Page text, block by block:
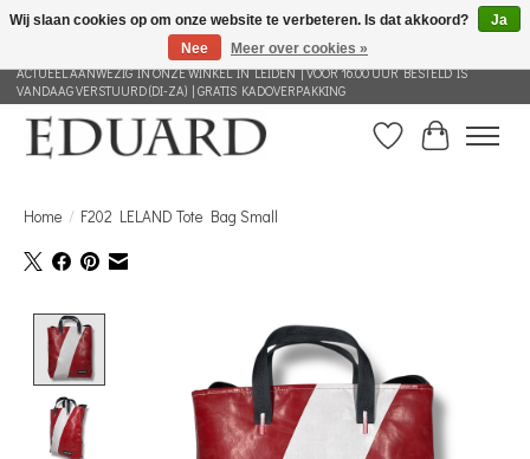
GRATIS VERZENDING NEDERLAND VANAF 100 EURO | ALLES IN DEZE WEBSHOP IS
ACTUEEL AANWEZIG IN ONZE WINKEL IN LEIDEN | VOOR 16.00 UUR BESTELD IS
VANDAAG VERSTUURD (DI-ZA) | GRATIS KADOVERPAKKING
Verlanglijst
Home / F202 LELAND Tote Bag Small
Product image slideshow Items
Wij slaan cookies op om onze website te verbeteren. Is dat akkoord?
Ja
Nee
Meer over cookies »